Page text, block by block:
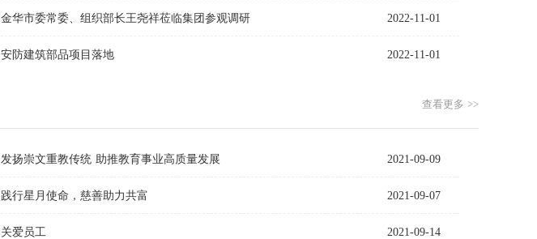
金华市委常委、组织部长王尧祥莅临集团参观调研 2022-11-01
安防建筑部品项目落地 2022-11-01
查看更多 >>
发扬崇文重教传统 助推教育事业高质量发展 2021-09-09
践行星月使命，慈善助力共富 2021-09-07
关爱员工 2021-09-14